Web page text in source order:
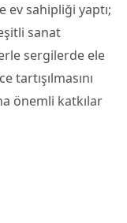
ev sahipliği yaptı;
sanat
sergilerde ele
tartışılmasını
önemli katkılar